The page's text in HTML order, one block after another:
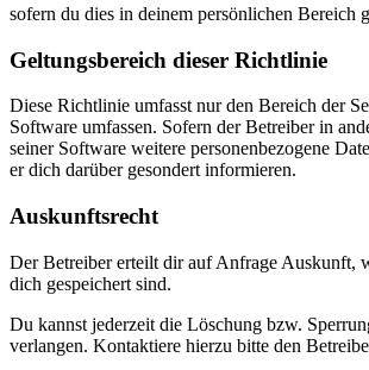
sofern du dies in deinem persönlichen Bereich
Geltungsbereich dieser Richtlinie
Diese Richtlinie umfasst nur den Bereich der
Software umfassen. Sofern der Betreiber in
seiner Software weitere personenbezogene
er dich darüber gesondert informieren.
Auskunftsrecht
Der Betreiber erteilt dir auf Anfrage Auskunft,
dich gespeichert sind.
Du kannst jederzeit die Löschung bzw.
verlangen. Kontaktiere hierzu bitte den